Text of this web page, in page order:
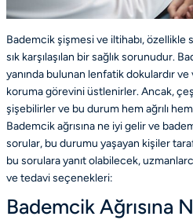
Bademcik şişmesi ve iltihabı, özellikle
sık karşılaşılan bir sağlık sorunudur.
yanında bulunan lenfatik dokulardır
koruma görevini üstlenirler. Ancak,
şişebilirler ve bu durum hem ağrılı
Bademcik ağrısına ne iyi gelir ve
sorular, bu durumu yaşayan kişiler
bu sorulara yanıt olabilecek,
ve tedavi seçenekleri:
Bademcik Ağrısına